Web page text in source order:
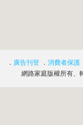
． 廣告刊登 ． 消費者保護
網路家庭版權所有、